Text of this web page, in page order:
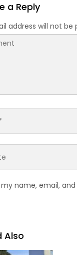
a Reply
address will not be
my name, email,
Also